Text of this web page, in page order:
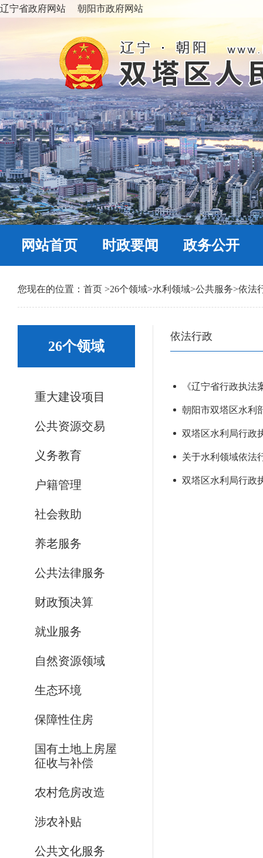
辽宁省政府网站 朝阳市政府网站
网站首页 时政要闻 政务公开
您现在的位置： 首页 >26个领域>水利领域>公共服务>依法
26个领域
重大建设项目
公共资源交易
义务教育
户籍管理
社会救助
养老服务
公共法律服务
财政预决算
就业服务
自然资源领域
生态环境
保障性住房
国有土地上房屋
征收与补偿
农村危房改造
涉农补贴
公共文化服务
依法行政
《辽宁省行政执
朝阳市双塔区水利
双塔区水利局行政
关于水利领域依法
双塔区水利局行政